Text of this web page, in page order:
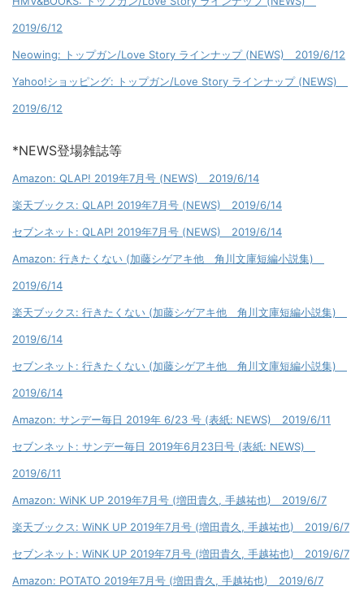
2019/6/12
Neowing: トップガン/Love Story ラインナップ (NEWS) 2019/6/12
Yahoo!ショッピング: トップガン/Love Story ラインナップ (NEWS)
2019/6/12
*NEWS登場雑誌等
Amazon: QLAP! 2019年7月号 (NEWS) 2019/6/14
楽天ブックス: QLAP! 2019年7月号 (NEWS) 2019/6/14
セブンネット: QLAP! 2019年7月号 (NEWS) 2019/6/14
Amazon: 行きたくない (加藤シゲアキ他 角川文庫短編小説集)
2019/6/14
楽天ブックス: 行きたくない (加藤シゲアキ他 角川文庫短編小説集)
2019/6/14
セブンネット: 行きたくない (加藤シゲアキ他 角川文庫短編小説集)
2019/6/14
Amazon: サンデー毎日 2019年 6/23 号 (表紙: NEWS) 2019/6/11
セブンネット: サンデー毎日 2019年6月23日号 (表紙: NEWS)
2019/6/11
Amazon: WiNK UP 2019年7月号 (増田貴久, 手越祐也) 2019/6/7
楽天ブックス: WiNK UP 2019年7月号 (増田貴久, 手越祐也) 2019/6/7
セブンネット: WiNK UP 2019年7月号 (増田貴久, 手越祐也) 2019/6/7
Amazon: POTATO 2019年7月号 (増田貴久, 手越祐也) 2019/6/7